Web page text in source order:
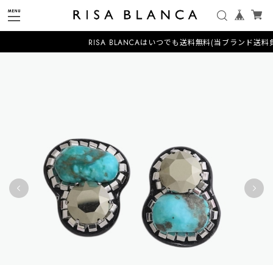
RISA BLANCAはいつでも送料無料(当ブランド送料負